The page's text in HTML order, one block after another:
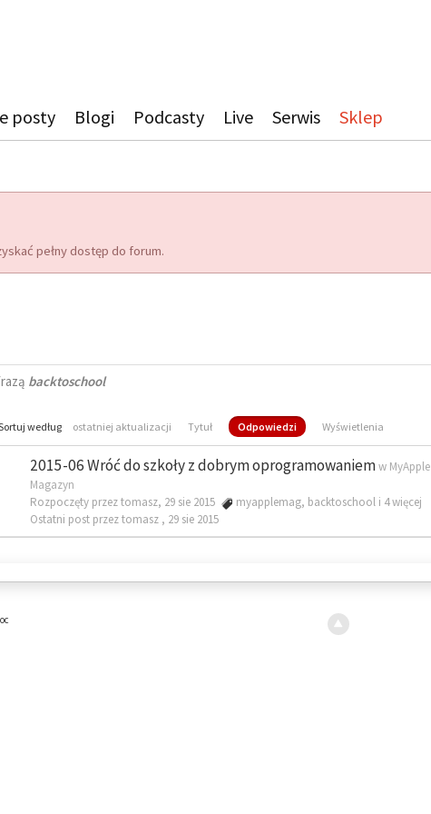
posty Blogi Podcasty Live Serwis Sklep
pełny dostęp do forum.
backtoschool
według ostatniej aktualizacji Tytuł Odpowiedzi Wyświetlenia
2015-06 Wróć do szkoły z dobrym oprogramowaniemw MyApple
Magazyn
Rozpoczęty przez tomasz, 29 sie 2015
myapplemag, backtoschool i 4 więcej
Ostatni post przez tomasz , 29 sie 2015